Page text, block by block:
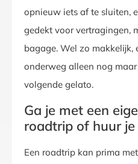
opnieuw iets af te sluiten,
gedekt voor vertragingen,
bagage. Wel zo makkelijk,
onderweg alleen nog
volgende gelato.
Ga je met een
roadtrip of huur je
Een roadtrip kan prima